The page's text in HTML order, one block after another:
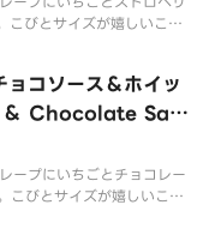
こびとサイズが嬉しいこび
コソース＆ホイッ
Chocolate Sauc
ープにいちごとチョコレー
こびとサイズが嬉しいこび